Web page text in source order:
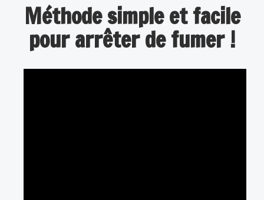
Méthode simple et facile
pour arrêter de fumer !